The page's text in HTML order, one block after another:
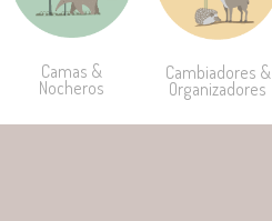
Camas &
Nocheros
Cambiadores &
Organizadores